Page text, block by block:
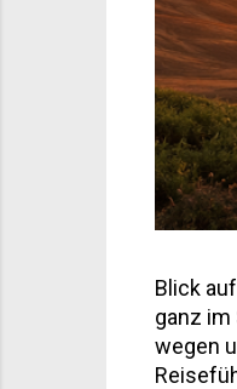
Blick
ganz
wegen